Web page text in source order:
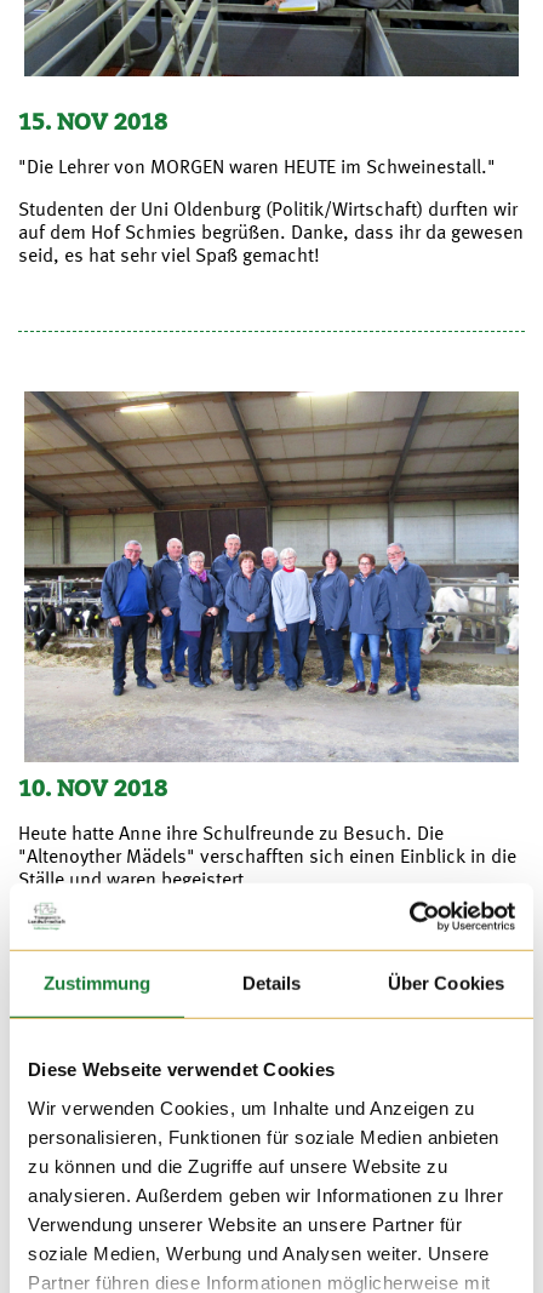
Zustimmung Details Über Cookies
Diese Webseite verwendet Cookies
Wir verwenden Cookies, um Inhalte und Anzeigen zu
personalisieren, Funktionen für soziale Medien anbieten
zu können und die Zugriffe auf unsere Website zu
analysieren. Außerdem geben wir Informationen zu Ihrer
Verwendung unserer Website an unsere Partner für
soziale Medien, Werbung und Analysen weiter. Unsere
Partner führen diese Informationen möglicherweise mit
15. NOV 2018
"Die Lehrer von MORGEN waren HEUTE im Schweinestall."
Studenten der Uni Oldenburg (Politik/Wirtschaft) durften wir
auf dem Hof Schmies begrüßen. Danke, dass ihr da gewesen
seid, es hat sehr viel Spaß gemacht!
10. NOV 2018
Heute hatte Anne ihre Schulfreunde zu Besuch. Die
"Altenoyther Mädels" verschafften sich einen Einblick in die
Ställe und waren begeistert.